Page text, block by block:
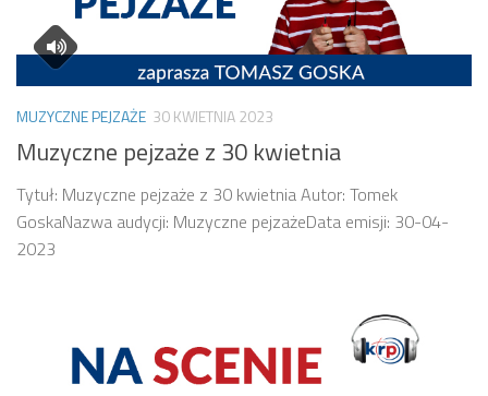
MUZYCZNE PEJZAŻE 30 KWIETNIA 2023
Muzyczne pejzaże z 30 kwietnia
Tytuł: Muzyczne pejzaże z 30 kwietnia Autor: Tomek
GoskaNazwa audycji: Muzyczne pejzażeData emisji: 30-04-
2023